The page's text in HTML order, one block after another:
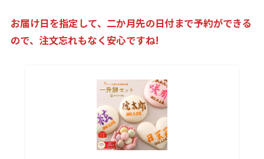
お届け日を指定して、二か月先の日付まで予約ができる
ので、注文忘れもなく安心ですね!